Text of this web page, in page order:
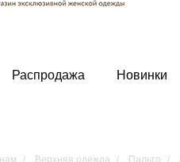
Распродажа Новинки
Верхняя одежда Пальто